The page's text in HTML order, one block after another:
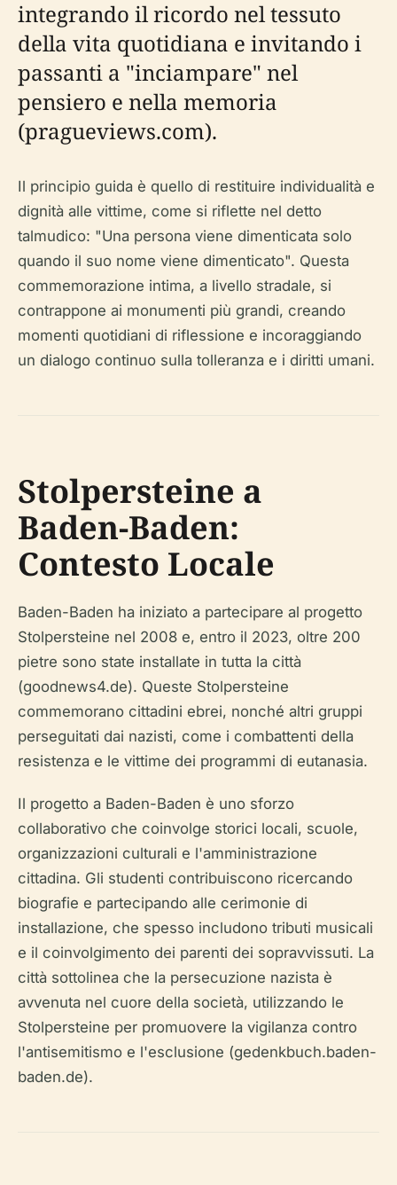
integrando il ricordo nel tessuto
della vita quotidiana e invitando i
passanti a "inciampare" nel
pensiero e nella memoria
(pragueviews.com).
Il principio guida è quello di restituire individualità e
dignità alle vittime, come si riflette nel detto
talmudico: "Una persona viene dimenticata solo
quando il suo nome viene dimenticato". Questa
commemorazione intima, a livello stradale, si
contrappone ai monumenti più grandi, creando
momenti quotidiani di riflessione e incoraggiando
un dialogo continuo sulla tolleranza e i diritti umani.
Stolpersteine a
Baden-Baden:
Contesto Locale
Baden-Baden ha iniziato a partecipare al progetto
Stolpersteine nel 2008 e, entro il 2023, oltre 200
pietre sono state installate in tutta la città
(goodnews4.de). Queste Stolpersteine
commemorano cittadini ebrei, nonché altri gruppi
perseguitati dai nazisti, come i combattenti della
resistenza e le vittime dei programmi di eutanasia.
Il progetto a Baden-Baden è uno sforzo
collaborativo che coinvolge storici locali, scuole,
organizzazioni culturali e l'amministrazione
cittadina. Gli studenti contribuiscono ricercando
biografie e partecipando alle cerimonie di
installazione, che spesso includono tributi musicali
e il coinvolgimento dei parenti dei sopravvissuti. La
città sottolinea che la persecuzione nazista è
avvenuta nel cuore della società, utilizzando le
Stolpersteine per promuovere la vigilanza contro
l'antisemitismo e l'esclusione (gedenkbuch.baden-
baden.de).